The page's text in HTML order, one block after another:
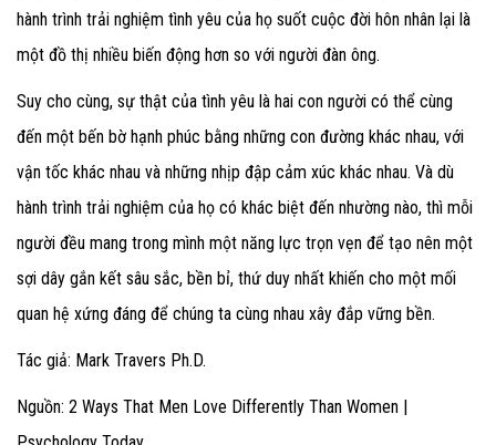
hành trình trải nghiệm tình yêu của họ suốt cuộc đời hôn nhân lại là
một đồ thị nhiều biến động hơn so với người đàn ông.
Suy cho cùng, sự thật của tình yêu là hai con người có thể cùng
đến một bến bờ hạnh phúc bằng những con đường khác nhau, với
vận tốc khác nhau và những nhịp đập cảm xúc khác nhau. Và dù
hành trình trải nghiệm của họ có khác biệt đến nhường nào, thì mỗi
người đều mang trong mình một năng lực trọn vẹn để tạo nên một
sợi dây gắn kết sâu sắc, bền bỉ, thứ duy nhất khiến cho một mối
quan hệ xứng đáng để chúng ta cùng nhau xây đắp vững bền.
Tác giả: Mark Travers Ph.D.
Nguồn: 2 Ways That Men Love Differently Than Women |